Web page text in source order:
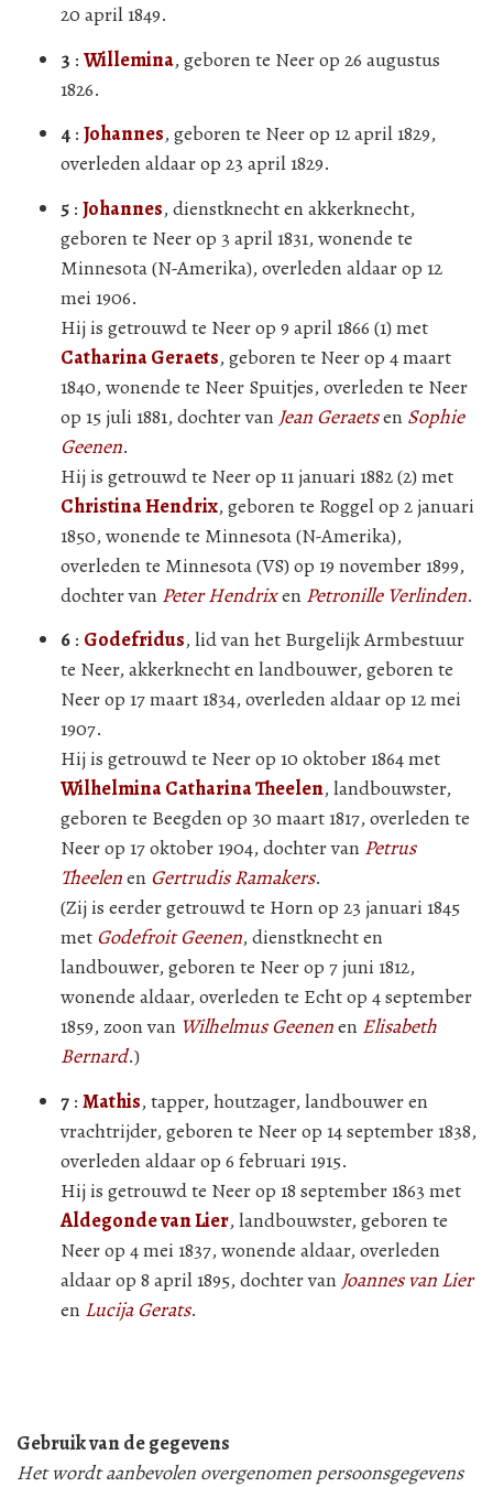
20 april 1849.
3 : Willemina, geboren te Neer op 26 augustus
1826.
4 : Johannes, geboren te Neer op 12 april 1829,
overleden aldaar op 23 april 1829.
5 : Johannes, dienstknecht en akkerknecht,
geboren te Neer op 3 april 1831, wonende te
Minnesota (N-Amerika), overleden aldaar op 12
mei 1906.
Hij is getrouwd te Neer op 9 april 1866 (1) met
Catharina Geraets, geboren te Neer op 4 maart
1840, wonende te Neer Spuitjes, overleden te Neer
op 15 juli 1881, dochter van Jean Geraetsen Sophie
Geenen.
Hij is getrouwd te Neer op 11 januari 1882 (2) met
Christina Hendrix, geboren te Roggel op 2 januari
1850, wonende te Minnesota (N-Amerika),
overleden te Minnesota (VS) op 19 november 1899,
dochter van Peter Hendrixen Petronille Verlinden.
6 : Godefridus, lid van het Burgelijk Armbestuur
te Neer, akkerknecht en landbouwer, geboren te
Neer op 17 maart 1834, overleden aldaar op 12 mei
1907.
Hij is getrouwd te Neer op 10 oktober 1864 met
Wilhelmina Catharina Theelen, landbouwster,
geboren te Beegden op 30 maart 1817, overleden te
Neer op 17 oktober 1904, dochter van Petrus
Theelenen Gertrudis Ramakers.
(Zij is eerder getrouwd te Horn op 23 januari 1845
met Godefroit Geenen, dienstknecht en
landbouwer, geboren te Neer op 7 juni 1812,
wonende aldaar, overleden te Echt op 4 september
1859, zoon van Wilhelmus Geenenen Elisabeth
Bernard.)
7 : Mathis, tapper, houtzager, landbouwer en
vrachtrijder, geboren te Neer op 14 september 1838,
overleden aldaar op 6 februari 1915.
Hij is getrouwd te Neer op 18 september 1863 met
Aldegonde van Lier, landbouwster, geboren te
Neer op 4 mei 1837, wonende aldaar, overleden
aldaar op 8 april 1895, dochter van Joannes van Lier
en Lucija Gerats.
Gebruik van de gegevens
Het wordt aanbevolen overgenomen persoonsgegevens